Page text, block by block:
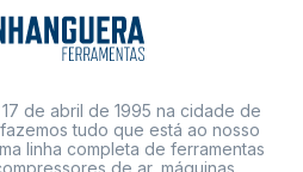
de abril de 1995 na cidade de
tudo que está ao nosso
linha completa de ferramentas
de ar, máquinas,